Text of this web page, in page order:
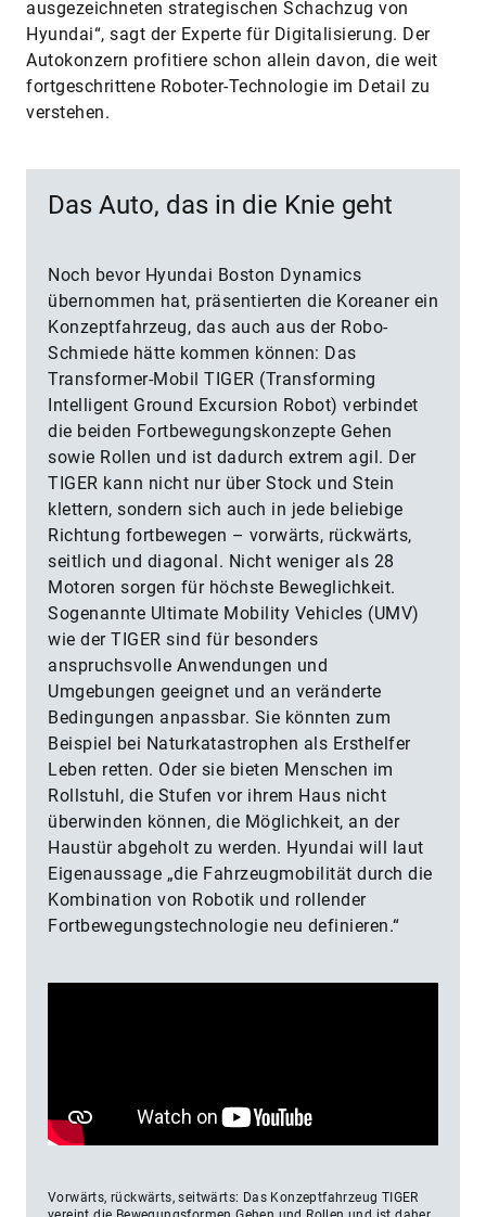
ausgezeichneten strategischen Schachzug von
Hyundai“, sagt der Experte für Digitalisierung. Der
Autokonzern profitiere schon allein davon, die weit
fortgeschrittene Roboter-Technologie im Detail zu
verstehen.
Das Auto, das in die Knie geht
Noch bevor Hyundai Boston Dynamics
übernommen hat, präsentierten die Koreaner ein
Konzeptfahrzeug, das auch aus der Robo-
Schmiede hätte kommen können: Das
Transformer-Mobil TIGER (Transforming
Intelligent Ground Excursion Robot) verbindet
die beiden Fortbewegungskonzepte Gehen
sowie Rollen und ist dadurch extrem agil. Der
TIGER kann nicht nur über Stock und Stein
klettern, sondern sich auch in jede beliebige
Richtung fortbewegen – vorwärts, rückwärts,
seitlich und diagonal. Nicht weniger als 28
Motoren sorgen für höchste Beweglichkeit.
Sogenannte Ultimate Mobility Vehicles (UMV)
wie der TIGER sind für besonders
anspruchsvolle Anwendungen und
Umgebungen geeignet und an veränderte
Bedingungen anpassbar. Sie könnten zum
Beispiel bei Naturkatastrophen als Ersthelfer
Leben retten. Oder sie bieten Menschen im
Rollstuhl, die Stufen vor ihrem Haus nicht
überwinden können, die Möglichkeit, an der
Haustür abgeholt zu werden. Hyundai will laut
Eigenaussage „die Fahrzeugmobilität durch die
Kombination von Robotik und rollender
Fortbewegungstechnologie neu definieren.“
Vorwärts, rückwärts, seitwärts: Das Konzeptfahrzeug TIGER